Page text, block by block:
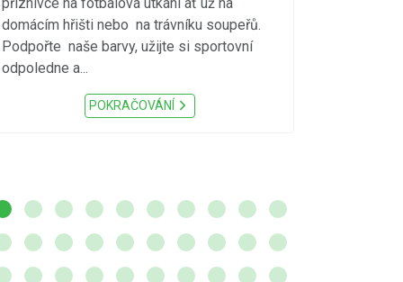
domácím hřišti nebo na trávníku soupeřů.
Podpořte naše barvy, užijte si sportovní
odpoledne a...
POKRAČOVÁNÍ